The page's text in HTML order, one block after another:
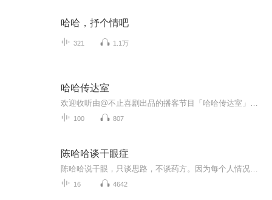
哈哈，抒个情吧
321 1.1万
哈哈传达室
100 807
陈哈哈谈干眼症
16 4642